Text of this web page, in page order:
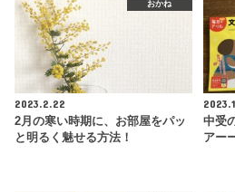
おかね
2023.2.22
2月の寒い時期に、お部屋をパッ
と明るく魅せる方法！
中受
アー